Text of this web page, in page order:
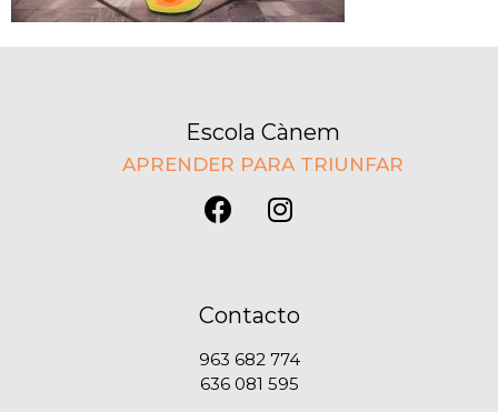
Escola Cànem
APRENDER PARA TRIUNFAR
Contacto
963 682 774
636 081 595